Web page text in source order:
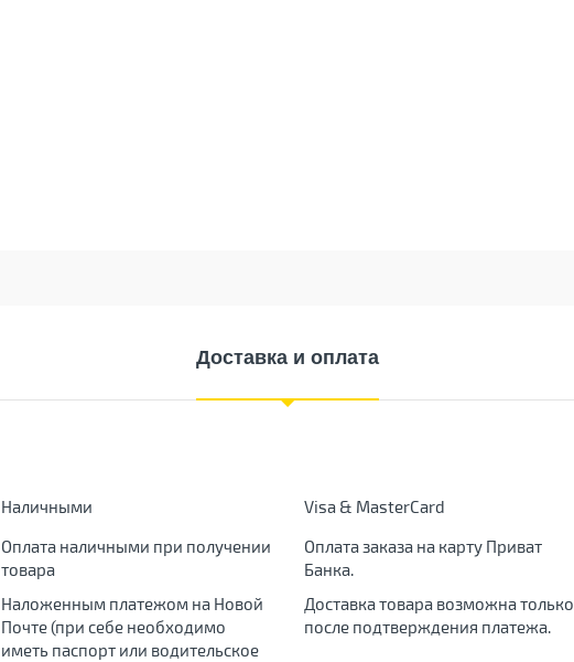
Доставка и оплата
Наличными
Оплата наличными при получении
товара
Наложенным платежом на Новой
Почте (при себе необходимо
иметь паспорт или водительское
Visa & MasterCard
Оплата заказа на карту Приват
Банка.
Доставка товара возможна только
после подтверждения платежа.